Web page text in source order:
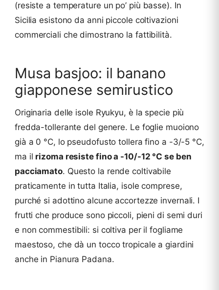
(resiste a temperature un po’ più basse). In
Sicilia esistono da anni piccole coltivazioni
commerciali che dimostrano la fattibilità.
Musa basjoo: il banano
giapponese semirustico
Originaria delle isole Ryukyu, è la specie più
fredda-tollerante del genere. Le foglie muoiono
già a 0 °C, lo pseudofusto tollera fino a -3/-5 °C,
ma il rizoma resiste fino a -10/-12 °C se ben
pacciamato. Questo la rende coltivabile
praticamente in tutta Italia, isole comprese,
purché si adottino alcune accortezze invernali. I
frutti che produce sono piccoli, pieni di semi duri
e non commestibili: si coltiva per il fogliame
maestoso, che dà un tocco tropicale a giardini
anche in Pianura Padana.